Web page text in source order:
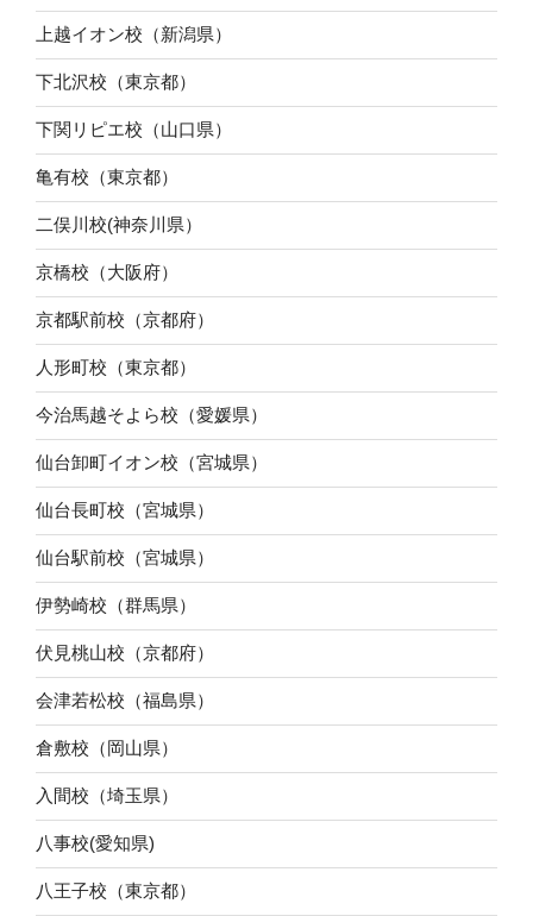
上越イオン校（新潟県）
下北沢校（東京都）
下関リピエ校（山口県）
亀有校（東京都）
二俣川校(神奈川県）
京橋校（大阪府）
京都駅前校（京都府）
人形町校（東京都）
今治馬越そよら校（愛媛県）
仙台卸町イオン校（宮城県）
仙台長町校（宮城県）
仙台駅前校（宮城県）
伊勢崎校（群馬県）
伏見桃山校（京都府）
会津若松校（福島県）
倉敷校（岡山県）
入間校（埼玉県）
八事校(愛知県)
八王子校（東京都）